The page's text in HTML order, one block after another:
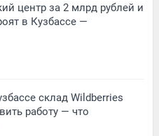
центр за 2 млрд рублей и
в Кузбассе —
склад Wildberries
работу — что